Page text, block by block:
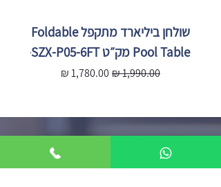
שולחן ביליארד מתקפל Foldable
Pool Table מק״ט SZX-P05-6FT
מחיר רגיל מחיר מבצע
P05-
052-6655253
imperialsports55@gmail.com